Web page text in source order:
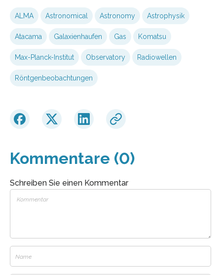
ALMA Astronomical Astronomy Astrophysik
Atacama Galaxienhaufen Gas Komatsu
Max-Planck-Institut Observatory Radiowellen
Röntgenbeobachtungen
Kommentare (0)
Schreiben Sie einen Kommentar